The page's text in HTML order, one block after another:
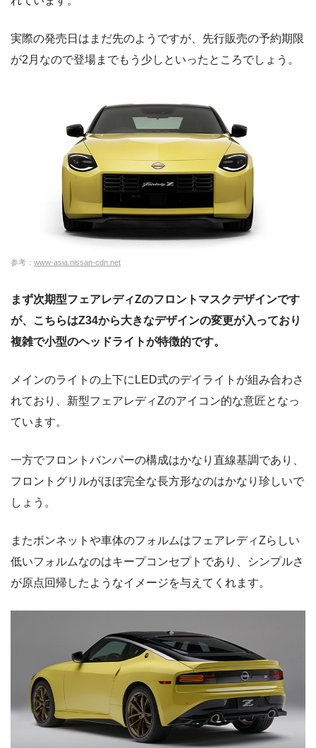
実際の発売日はまだ先のようですが、先行販売の予約期限
が2月なので登場までもう少しといったところでしょう。
参考： www-asia.nissan-cdn.net
まず次期型フェアレディZのフロントマスクデザインです
が、こちらはZ34から大きなデザインの変更が入っており
複雑で小型のヘッドライトが特徴的です。
メインのライトの上下にLED式のデイライトが組み合わさ
れており、新型フェアレディZのアイコン的な意匠となっ
ています。
一方でフロントバンパーの構成はかなり直線基調であり、
フロントグリルがほぼ完全な長方形なのはかなり珍しいで
しょう。
またボンネットや車体のフォルムはフェアレディZらしい
低いフォルムなのはキープコンセプトであり、シンプルさ
が原点回帰したようなイメージを与えてくれます。